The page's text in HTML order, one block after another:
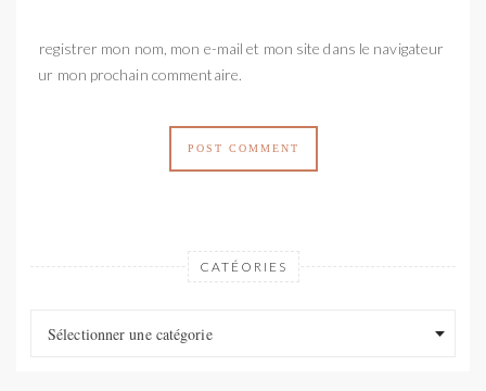
Enregistrer mon nom, mon e-mail et mon site dans le navigateur
pour mon prochain commentaire.
CATÉORIES
Sélectionner une catégorie